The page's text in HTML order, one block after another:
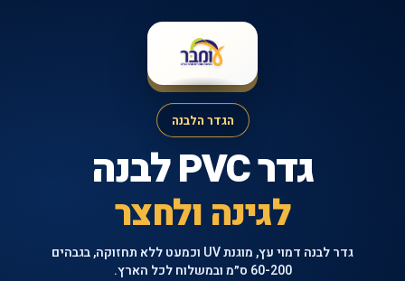
הגדר הלבנה
גדר PVC לבנה
לגינה ולחצר
גדר לבנה דמוי עץ, מוגנת UV וכמעט ללא תחזוקה, בגבהים
60-200 ס״מ ובמשלוח לכל הארץ.